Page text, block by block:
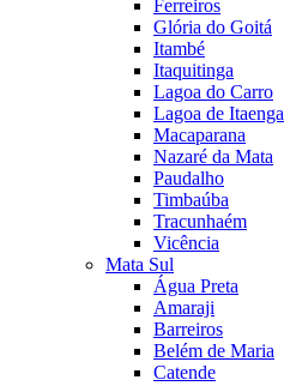
Ferreiros
Glória do Goitá
Itambé
Itaquitinga
Lagoa do Carro
Lagoa de Itaenga
Macaparana
Nazaré da Mata
Paudalho
Timbaúba
Tracunhaém
Vicência
Mata Sul
Água Preta
Amaraji
Barreiros
Belém de Maria
Catende